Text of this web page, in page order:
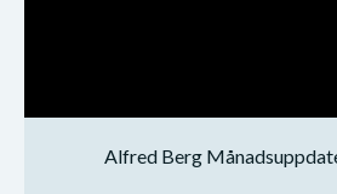
Alfred Berg